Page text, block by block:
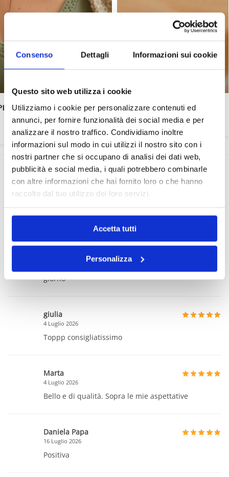
Consenso Dettagli Informazioni sui cookie
Questo sito web utilizza i cookie
Utilizziamo i cookie per personalizzare contenuti ed
annunci, per fornire funzionalità dei social media e per
analizzare il nostro traffico. Condividiamo inoltre
informazioni sul modo in cui utilizzi il nostro sito con i
nostri partner che si occupano di analisi dei dati web,
pubblicità e social media, i quali potrebbero combinarle
con altre informazioni che hai fornito loro o che hanno
raccolto dal tuo utilizzo dei loro servizi.
Accetta tutti
Personalizza
EARTH ANELLO PIETRA TONDA
18,90€
Recensioni 4
Questo abito è bellissimo e raffinato. La tramatura
del tessuto presente un filo oro che lo rende
giorno
giulia
4 Luglio 2026
Toppp consigliatissimo
Marta
4 Luglio 2026
Bello e di qualità. Sopra le mie aspettative
Daniela Papa
16 Luglio 2026
Positiva